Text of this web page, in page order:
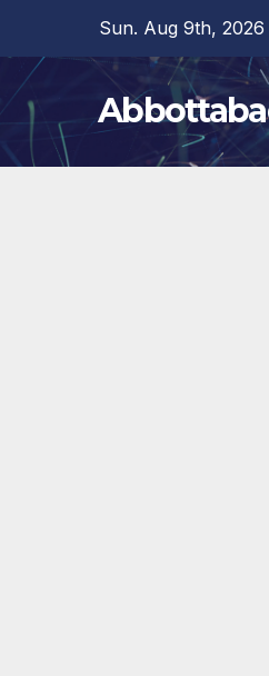
content
Sun. Aug 9th, 2026